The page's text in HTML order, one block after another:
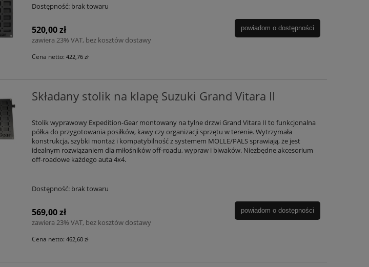
Dostępność: brak towaru
520,00 zł
zawiera 23% VAT, bez kosztów dostawy
Cena netto: 422,76 zł
powiadom o dostępności
Składany stolik na klapę Suzuki Grand Vitara II
Stolik wyprawowy Expedition-Gear montowany na tylne drzwi Grand Vitara II to funkcjonalna
półka do przygotowania posiłków, kawy czy organizacji sprzętu w terenie. Wytrzymała
konstrukcja, szybki montaż i kompatybilność z systemem MOLLE/PALS sprawiają, że jest
idealnym rozwiązaniem dla miłośników off-roadu, wypraw i biwaków. Niezbędne akcesorium
off-roadowe każdego auta 4x4.
Dostępność: brak towaru
569,00 zł
zawiera 23% VAT, bez kosztów dostawy
Cena netto: 462,60 zł
powiadom o dostępności